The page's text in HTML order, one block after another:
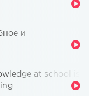
и
at school is